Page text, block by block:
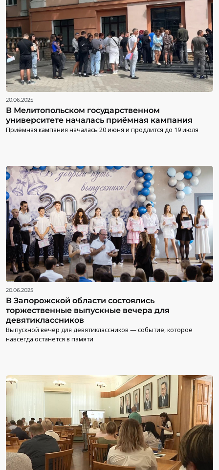
20.06.2025
В Мелитопольском государственном
университете началась приёмная кампания
Приёмная кампания началась 20 июня и продлится до 19 июля
20.06.2025
В Запорожской области состоялись
торжественные выпускные вечера для
девятиклассников
Выпускной вечер для девятиклассников — событие, которое
навсегда останется в памяти